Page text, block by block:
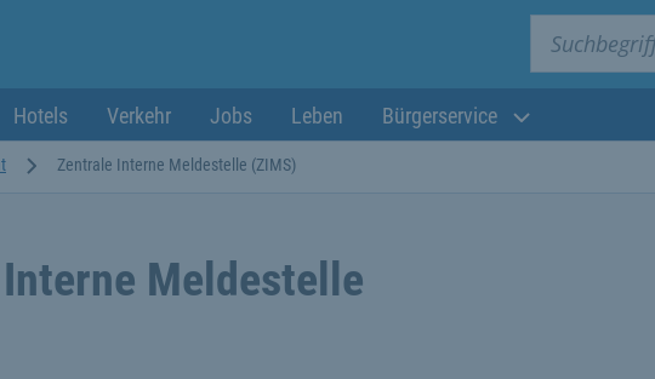
Hotels Verkehr Jobs Leben Bürgerservice
Zentrale Interne Meldestelle (ZIMS)
Meldestelle